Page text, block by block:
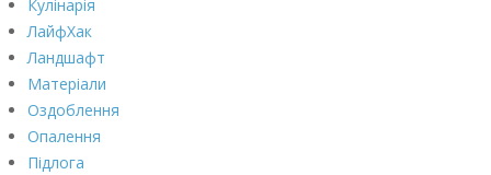
Кулінарія
ЛайфХак
Ландшафт
Матеріали
Оздоблення
Опалення
Підлога